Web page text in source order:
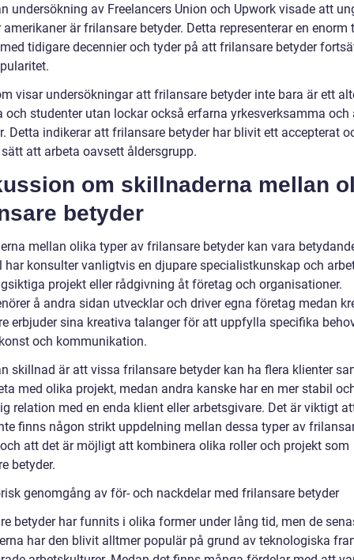
undersökning av Freelancers Union och Upwork visade att
är frilansare betyder. Detta representerar en enorm
tidigare decennier och tyder på att frilansare betyder
visar undersökningar att frilansare betyder inte bara är ett
och studenter utan lockar också erfarna yrkesverksamma och
Detta indikerar att frilansare betyder har blivit ett accepterat
att arbeta oavsett åldersgrupp.
om skillnaderna mellan
betyder
mellan olika typer av frilansare betyder kan vara
har konsulter vanligtvis en djupare specialistkunskap och
projekt eller rådgivning åt företag och organisationer.
å andra sidan utvecklar och driver egna företag medan
erbjuder sina kreativa talanger för att uppfylla specifika
och kommunikation.
skillnad är att vissa frilansare betyder kan ha flera klienter
med olika projekt, medan andra kanske har en mer stabil
relation med en enda klient eller arbetsgivare. Det är viktigt
finns någon strikt uppdelning mellan dessa typer av
att det är möjligt att kombinera olika roller och projekt som
betyder.
genomgång av för- och nackdelar med frilansare betyder
betyder har funnits i olika former under lång tid, men de
har den blivit alltmer populär på grund av teknologiska